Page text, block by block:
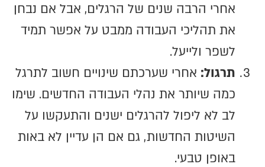
אחרי הרבה שנים של הרגלים, אבל אם נבחן
את תהליכי העבודה ממבט על אפשר תמיד
לשפר ולייעל.
תרגול: אחרי שערכתם שינויים חשוב לתרגל
כמה שיותר את נהלי העבודה החדשים. שימו
לב לא ליפול להרגלים ישנים והתעקשו על
השיטות החדשות, גם אם הן עדיין לא באות
באופן טבעי.